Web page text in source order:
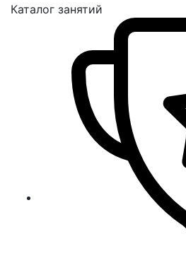
Каталог занятий